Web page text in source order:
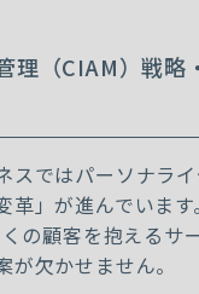
理（CIAM）戦
スではパーソナラ
革」が進んでいま
の顧客を抱えるサ
欠かせません。